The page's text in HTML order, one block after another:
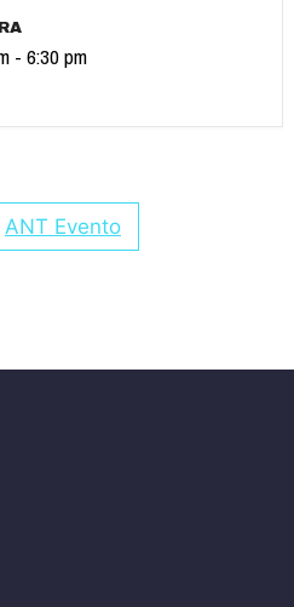
- 6:30 pm
ANT Evento